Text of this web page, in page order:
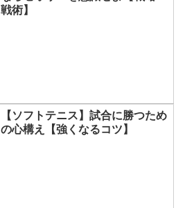
戦術】
【ソフトテニス】試合に勝つため
の心構え【強くなるコツ】